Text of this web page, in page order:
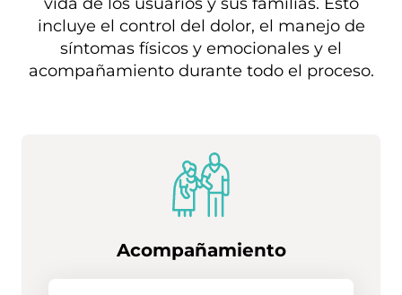
incluye el control del dolor, el manejo de
síntomas físicos y emocionales y el
acompañamiento durante todo el proceso.
Acompañamiento